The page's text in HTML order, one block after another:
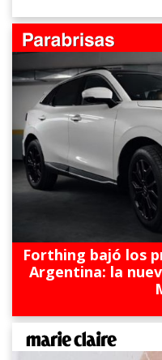
Forthing bajó los
Argentina: la